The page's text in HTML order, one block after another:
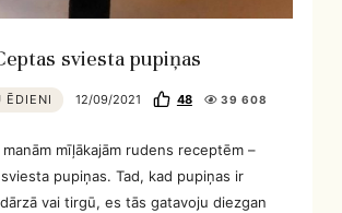
sviesta pupiņas
ĒDIENI 12/09/2021 48 39 608
mīļākajām rudens receptēm –
pupiņas. Tad, kad pupiņas ir
vai tirgū, es tās gatavoju diezgan